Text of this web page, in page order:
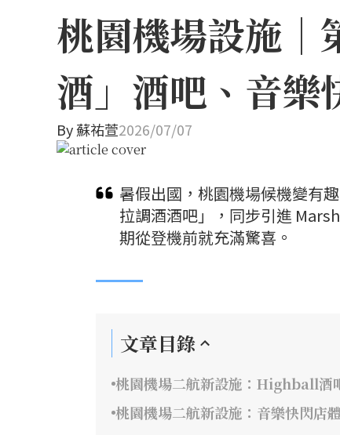
桃園機場設施｜
酒」酒吧、音樂
By蘇祐萱2026/07/07
暑假出國，桃園機場候機變有
拉調酒酒吧」，同步引進
期從登機前就充滿驚喜。
文章目錄
桃園機場二航新設施：Highball酒
桃園機場二航新設施：音樂快閃店